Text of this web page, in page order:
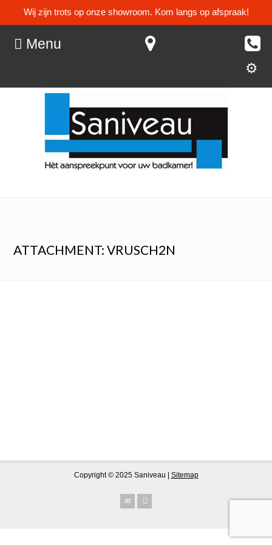
Wij zijn trots op onze showroom. Kom langs op afspraak!
Menu
ATTACHMENT: VRUSCH2N
Copyright © 2025 Saniveau | Sitemap